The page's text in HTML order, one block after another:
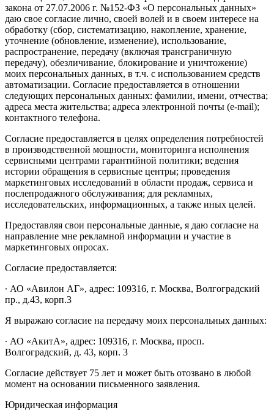
закона от 27.07.2006 г. №152-ФЗ «О персональных данных»
даю свое согласие лично, своей волей и в своем интересе на
обработку (сбор, систематизацию, накопление, хранение,
уточнение (обновление, изменение), использование,
распространение, передачу (включая трансграничную
передачу), обезличивание, блокирование и уничтожение)
моих персональных данных, в т.ч. с использованием средств
автоматизации. Согласие предоставляется в отношении
следующих персональных данных: фамилии, имени, отчества;
адреса места жительства; адреса электронной почты (e-mail);
контактного телефона.
Согласие предоставляется в целях определения потребностей
в производственной мощности, мониторинга исполнения
сервисными центрами гарантийной политики; ведения
истории обращения в сервисные центры; проведения
маркетинговых исследований в области продаж, сервиса и
послепродажного обслуживания; для рекламных,
исследовательских, информационных, а также иных целей.
Предоставляя свои персональные данные, я даю согласие на
направление мне рекламной информации и участие в
маркетинговых опросах.
Согласие предоставляется:
∙ АО «Авилон АГ», адрес: 109316, г. Москва, Волгоградский
пр., д.43, корп.3
Я выражаю согласие на передачу моих персональных данных:
∙ АО «АкитА», адрес: 109316, г. Москва, просп.
Волгоградский, д. 43, корп. 3
Согласие действует 75 лет и может быть отозвано в любой
момент на основании письменного заявления.
Юридическая информация